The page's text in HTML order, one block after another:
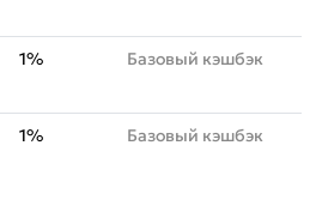
1% Базовый кэшбэк
1% Базовый кэшбэк